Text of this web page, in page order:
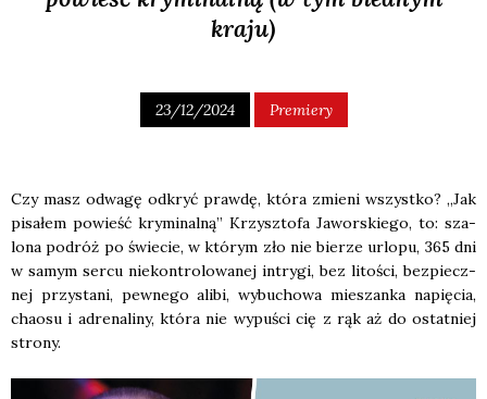
kraju)
23/12/2024 Premiery
Czy masz odwa­gę odkryć praw­dę, któ­ra zmie­ni wszyst­ko? „Jak
pisa­łem powieść kry­mi­nal­ną” Krzysz­to­fa Jawor­skie­go, to: sza­
lo­na podróż po świe­cie, w któ­rym zło nie bie­rze urlo­pu, 365 dni
w samym ser­cu nie­kon­tro­lo­wa­nej intry­gi, bez lito­ści, bez­piecz­
nej przy­sta­ni, pew­ne­go ali­bi, wybu­cho­wa mie­szan­ka napię­cia,
cha­osu i adre­na­li­ny, któ­ra nie wypu­ści cię z rąk aż do ostat­niej
stro­ny.